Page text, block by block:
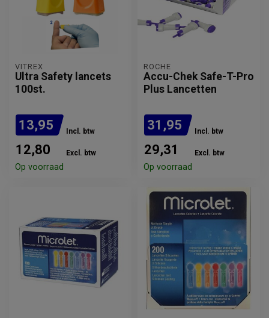
VITREX
Ultra Safety lancets
100st.
13,95 Incl. btw
12,80 Excl. btw
Op voorraad
ROCHE
Accu-Chek Safe-T-Pro
Plus Lancetten
31,95 Incl. btw
29,31 Excl. btw
Op voorraad